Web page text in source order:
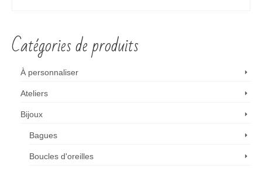
Catégories de produits
À personnaliser
Ateliers
Bijoux
Bagues
Boucles d'oreilles